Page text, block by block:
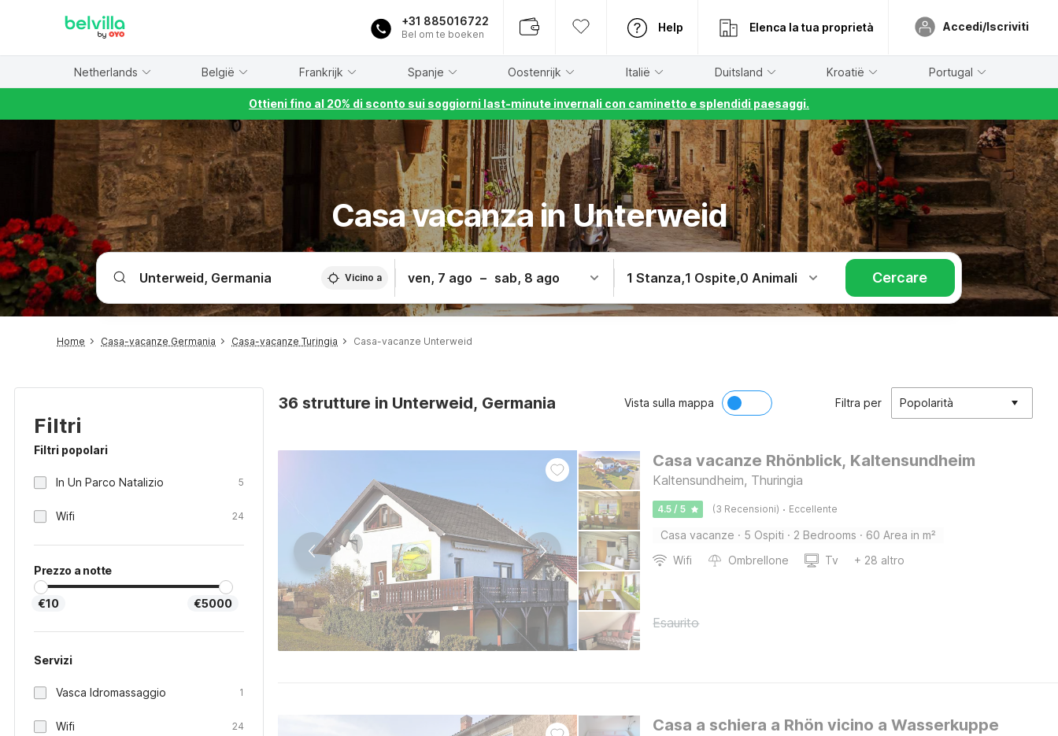
+31 885016722
Bel om te boeken
Help Elenca la tua proprietà Accedi/Iscriviti
Netherlands België Frankrijk Spanje Oostenrijk Italië Duitsland Kroatië Portugal
Ottieni fino al 20% di sconto sui soggiorni last-minute invernali con caminetto e splendidi paesaggi.
Casa vacanza in Unterweid
Vicino a ven, 7 ago – sab, 8 ago 1 Stanza,1 Ospite,0 Animali Cercare
Home Casa-vacanze Germania Casa-vacanze Turingia Casa-vacanze Unterweid
Filtri
Filtri popolari
In Un Parco Natalizio 5
Wifi 24
Prezzo a notte
€10 €5000
Servizi
Vasca Idromassaggio 1
Wifi 24
36 strutture in Unterweid, Germania Vista sulla mappa Filtra per Popolarità
Casa vacanze Rhönblick, Kaltensundheim
Kaltensundheim, Thuringia
4.5 / 5 (3 Recensioni) · Eccellente
Casa vacanze · 5 Ospiti · 2 Bedrooms · 60 Area in m²
Wifi
Ombrellone Tv + 28 altro
Esaurito
Casa a schiera a Rhön vicino a Wasserkuppe